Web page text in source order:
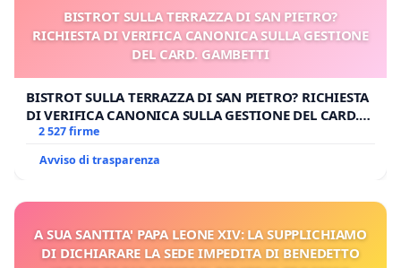
BISTROT SULLA TERRAZZA DI SAN PIETRO?
RICHIESTA DI VERIFICA CANONICA SULLA GESTIONE
DEL CARD. GAMBETTI
BISTROT SULLA TERRAZZA DI SAN PIETRO? RICHIESTA
DI VERIFICA CANONICA SULLA GESTIONE DEL CARD.
GAMBETTI
2 527 firme
Avviso di trasparenza
A SUA SANTITA' PAPA LEONE XIV: LA SUPPLICHIAMO
DI DICHIARARE LA SEDE IMPEDITA DI BENEDETTO